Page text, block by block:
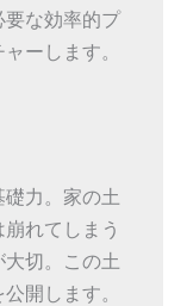
な効率的プ
ーします。
力。家の土
れてしまう
切。この土
開します。